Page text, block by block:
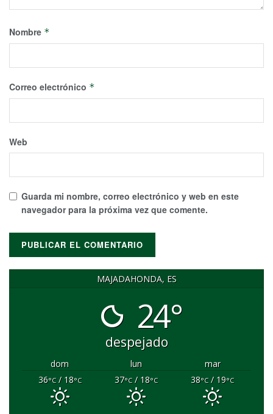
Nombre *
Correo electrónico *
Web
Guarda mi nombre, correo electrónico y web en este
navegador para la próxima vez que comente.
MAJADAHONDA, ES
24°
despejado
dom lun
mar
36°C/ 18°C 37°C/ 18°C 38°C/ 19°C